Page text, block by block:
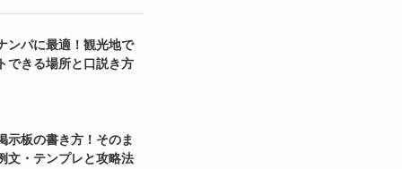
ンパに最適！観光地で
できる場所と口説き方
示板の書き方！そのま
文・テンプレと攻略法